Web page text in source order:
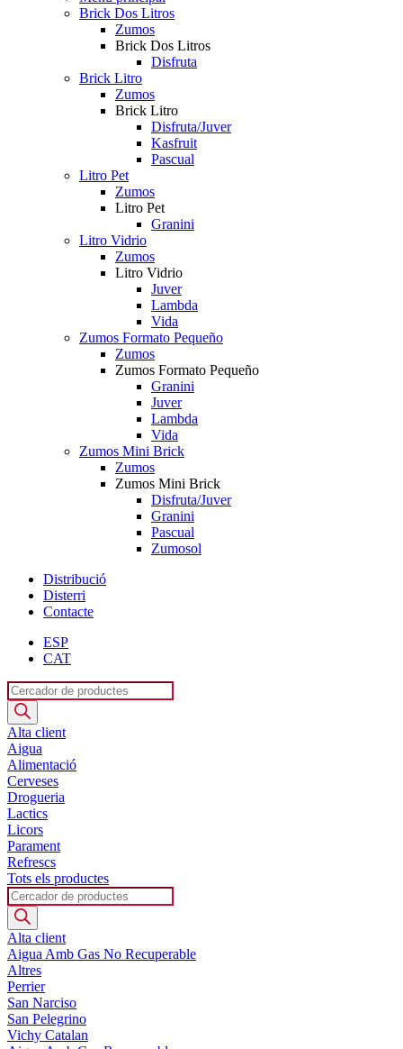
Brick Dos Litros
Zumos
Brick Dos Litros
Disfruta
Brick Litro
Zumos
Brick Litro
Disfruta/Juver
Kasfruit
Pascual
Litro Pet
Zumos
Litro Pet
Granini
Litro Vidrio
Zumos
Litro Vidrio
Juver
Lambda
Vida
Zumos Formato Pequeño
Zumos
Zumos Formato Pequeño
Granini
Juver
Lambda
Vida
Zumos Mini Brick
Zumos
Zumos Mini Brick
Disfruta/Juver
Granini
Pascual
Zumosol
Distribució
Disterri
Contacte
ESP
CAT
Products
search
Alta client
Aigua
Alimentació
Cerveses
Drogueria
Lactics
Licors
Parament
Refrescs
Tots els productes
Products
search
Alta client
Aigua Amb Gas No Recuperable
Altres
Perrier
San Narciso
San Pelegrino
Vichy Catalan